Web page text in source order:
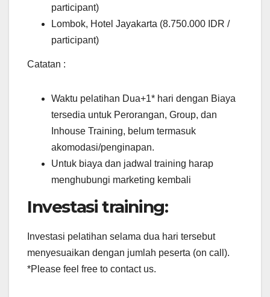
participant)
Lombok, Hotel Jayakarta (8.750.000 IDR /
participant)
Catatan :
Waktu pelatihan Dua+1* hari dengan Biaya
tersedia untuk Perorangan, Group, dan
Inhouse Training, belum termasuk
akomodasi/penginapan.
Untuk biaya dan jadwal training harap
menghubungi marketing kembali
Investasi training:
Investasi pelatihan selama dua hari tersebut
menyesuaikan dengan jumlah peserta (on call).
*Please feel free to contact us.